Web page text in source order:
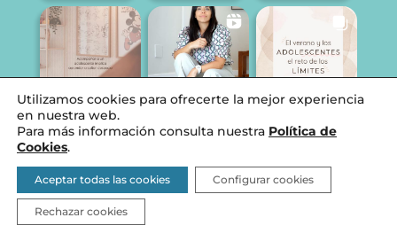
Utilizamos cookies para ofrecerte la mejor experiencia
en nuestra web.
Para más información consulta nuestra Política de
Cookies.
Aceptar todas las cookies
Rechazar cookies
Configurar cookies